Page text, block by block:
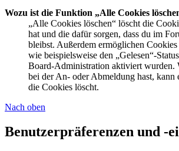
Wozu ist die Funktion „Alle Cookies
„Alle Cookies löschen“ löscht die
hat und die dafür sorgen, dass du im
bleibst. Außerdem ermöglichen
wie beispielsweise den „Gelesen“-
Board-Administration aktiviert wurden.
bei der An- oder Abmeldung hast, kann
die Cookies löscht.
Nach oben
Benutzerpräferenzen und -